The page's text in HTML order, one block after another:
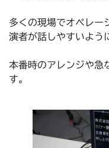
多くの現場でオペレー
演者が話しやすいよう
本番時のアレンジや急
す。